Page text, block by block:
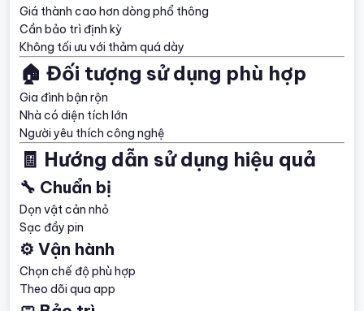
Giá thành cao hơn dòng phổ thông
Cần bảo trì định kỳ
Không tối ưu với thảm quá dày
🏠 Đối tượng sử dụng phù hợp
Gia đình bận rộn
Nhà có diện tích lớn
Người yêu thích công nghệ
🧾 Hướng dẫn sử dụng hiệu quả
🔧 Chuẩn bị
Dọn vật cản nhỏ
Sạc đầy pin
⚙️ Vận hành
Chọn chế độ phù hợp
Theo dõi qua app